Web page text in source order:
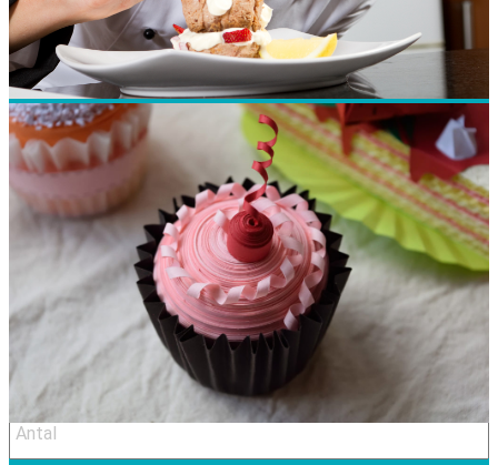
E-post *
Telefonnummer
*
DD
streck
MM
streck
ÅÅÅÅ
Antal